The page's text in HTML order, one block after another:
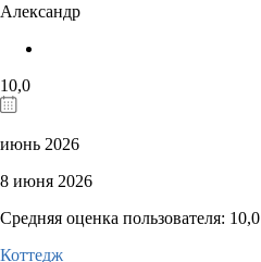
Александр
10,0
июнь 2026
8 июня 2026
Средняя оценка пользователя: 10,0
Коттедж